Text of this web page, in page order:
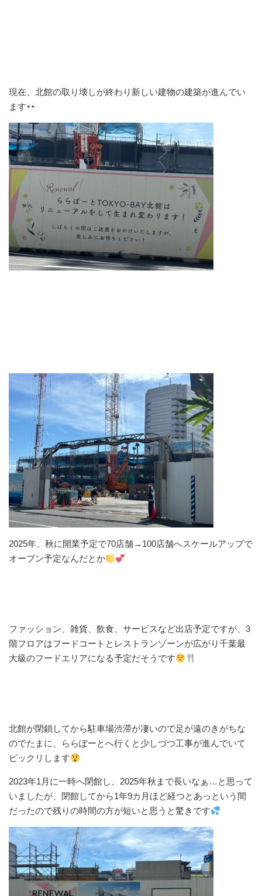
現在、北館の取り壊しが終わり新しい建物の建築が進んでい
ます
2025年、秋に開業予定で70店舗→100店舗へスケールアップで
オープン予定なんだとか
ファッション、雑貨、飲食、サービスなど出店予定ですが、3
階フロアはフードコートとレストランゾーンが広がり千葉最
大級のフードエリアになる予定だそうです
北館が閉鎖してから駐車場渋滞が凄いので足が遠のきがちな
のでたまに、ららぽーとへ行くと少しづつ工事が進んでいて
ビックリします
2023年1月に一時へ閉館し、2025年秋まで長いなぁ…と思って
いましたが、閉館してから1年9カ月ほど経つとあっという間
だったので残りの時間の方が短いと思うと驚きです